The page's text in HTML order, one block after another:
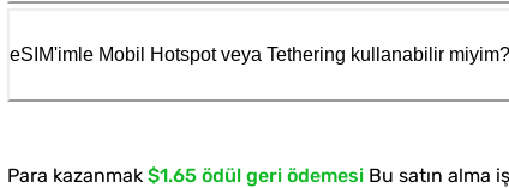
eSIM'imle Mobil Hotspot veya Tethering kullanabilir miyim?
Para kazanmak $1.65 ödül geri ödemesi Bu satın alma